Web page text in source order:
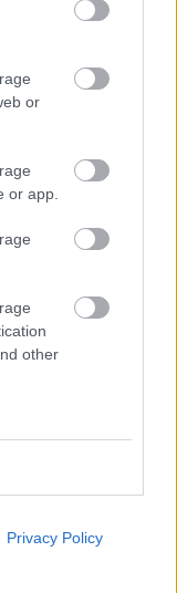
or
or app.
other
Privacy Policy